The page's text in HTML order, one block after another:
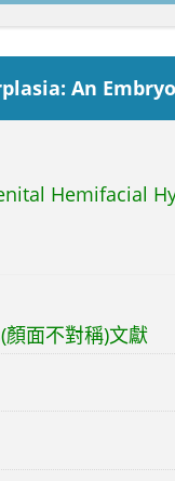
An
Hemifacial
面不對稱)文獻